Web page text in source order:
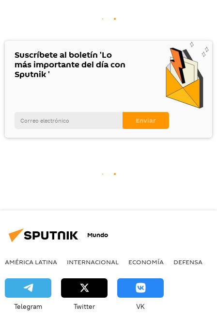
Suscríbete al boletín 'Lo
más importante del día con
Sputnik '
Mundo
AMÉRICA LATINA INTERNACIONAL ECONOMÍA DEFENSA
Telegram Twitter VK